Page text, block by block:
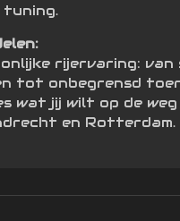
tuning.
rijervaring:
tot onbegrensd
wat jij wilt op de
en Rotterdam.